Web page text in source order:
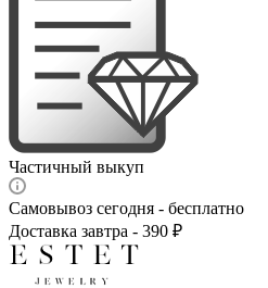
Частичный выкуп
Самовывоз сегодня - бесплатно
Доставка завтра - 390 ₽